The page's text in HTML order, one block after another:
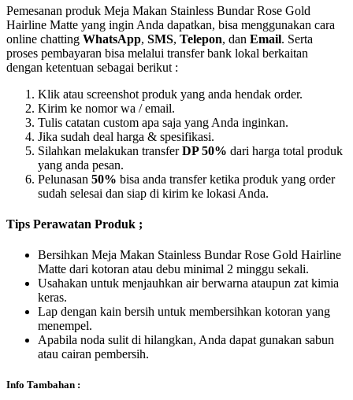
Pemesanan produk Meja Makan Stainless Bundar Rose Gold
Hairline Matte yang ingin Anda dapatkan, bisa menggunakan cara
online chatting WhatsApp, SMS, Telepon, dan Email. Serta
proses pembayaran bisa melalui transfer bank lokal berkaitan
dengan ketentuan sebagai berikut :
Klik atau screenshot produk yang anda hendak order.
Kirim ke nomor wa / email.
Tulis catatan custom apa saja yang Anda inginkan.
Jika sudah deal harga & spesifikasi.
Silahkan melakukan transferDP 50% dari harga total produk
yang anda pesan.
Pelunasan 50% bisa anda transfer ketika produk yang order
sudah selesai dan siap di kirim ke lokasi Anda.
Tips Perawatan Produk ;
Bersihkan Meja Makan Stainless Bundar Rose Gold Hairline
Matte dari kotoran atau debu minimal 2 minggu sekali.
Usahakan untuk menjauhkan air berwarna ataupun zat kimia
keras.
Lap dengan kain bersih untuk membersihkan kotoran yang
menempel.
Apabila noda sulit di hilangkan, Anda dapat gunakan sabun
atau cairan pembersih.
Info Tambahan :